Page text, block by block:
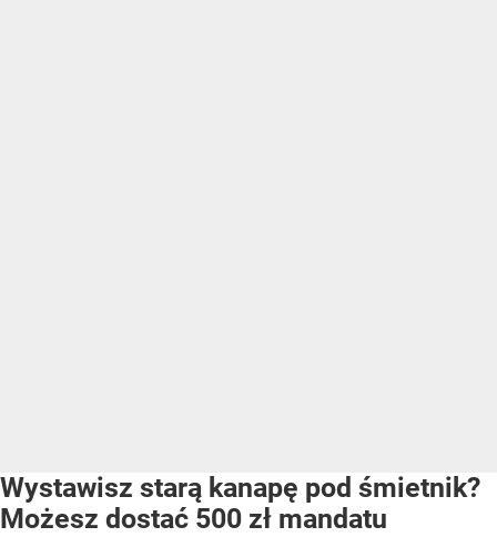
Wystawisz starą kanapę pod śmietnik?
Możesz dostać 500 zł mandatu